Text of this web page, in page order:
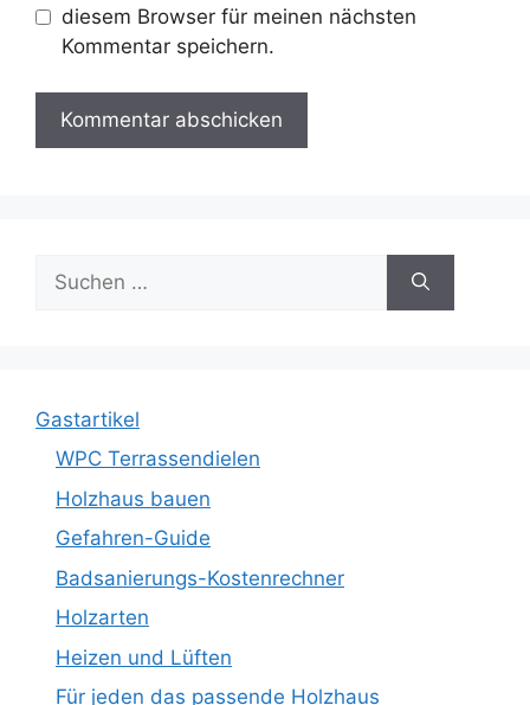
diesem Browser für meinen nächsten
Kommentar speichern.
nach:
Gastartikel
WPC Terrassendielen
Holzhaus bauen
Gefahren-Guide
Badsanierungs-Kostenrechner
Holzarten
Heizen und Lüften
Für jeden das passende Holzhaus